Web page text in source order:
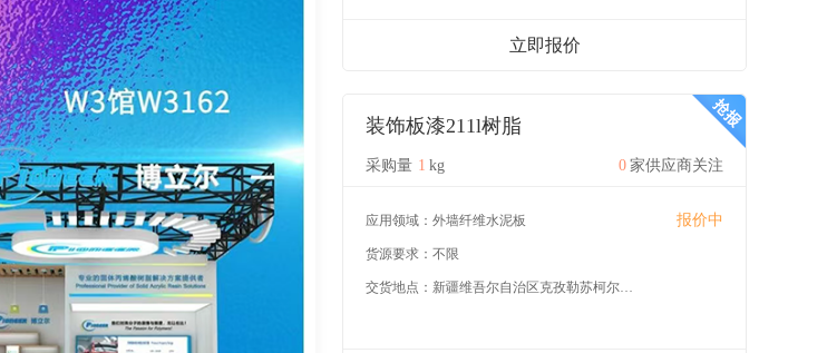
立即报价
装饰板漆211l树脂
采购量 1 kg 0 家供应商关注
应用领域： 外墙纤维水泥板 报价中
货源要求： 不限
交货地点： 新疆维吾尔自治区克孜勒苏柯尔克孜自治州